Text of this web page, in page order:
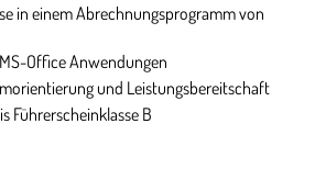
in einem Abrechnungsprogramm von
Office Anwendungen
und Leistungsbereitschaft
Führerscheinklasse B